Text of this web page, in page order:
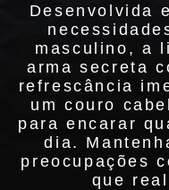
Desenvolvida
masculino, a
arma secreta
refrescância
um couro
para encarar
dia.
preocupações
que